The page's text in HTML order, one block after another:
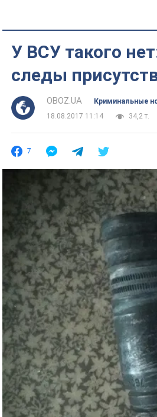
У ВСУ такого
следы
OBOZ.UA
Криминальные
18.08.2017 11:14
34,2 т.
7